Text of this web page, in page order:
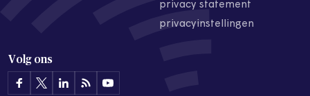
privacy statement
privacyinstellingen
Volg ons